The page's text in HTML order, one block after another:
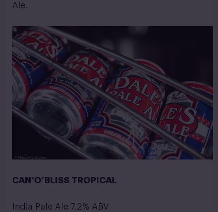
Ale.
CAN’O’BLISS TROPICAL
India Pale Ale 7.2% ABV